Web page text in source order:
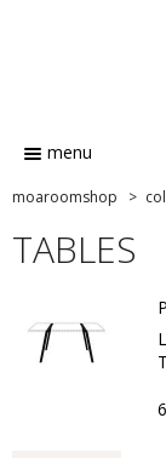
menu
moaroomshop >
TABLES